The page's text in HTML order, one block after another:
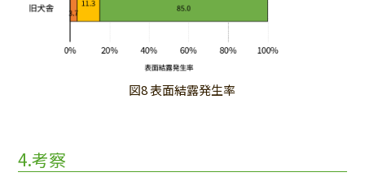
図8 表面結露発生率
4.考察